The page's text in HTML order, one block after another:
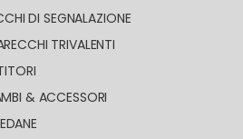
DI SEGNALAZIONE
TRIVALENTI
& ACCESSORI